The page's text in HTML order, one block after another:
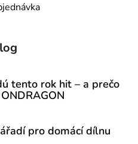
tento rok hit – a prečo
pro domácí dílnu